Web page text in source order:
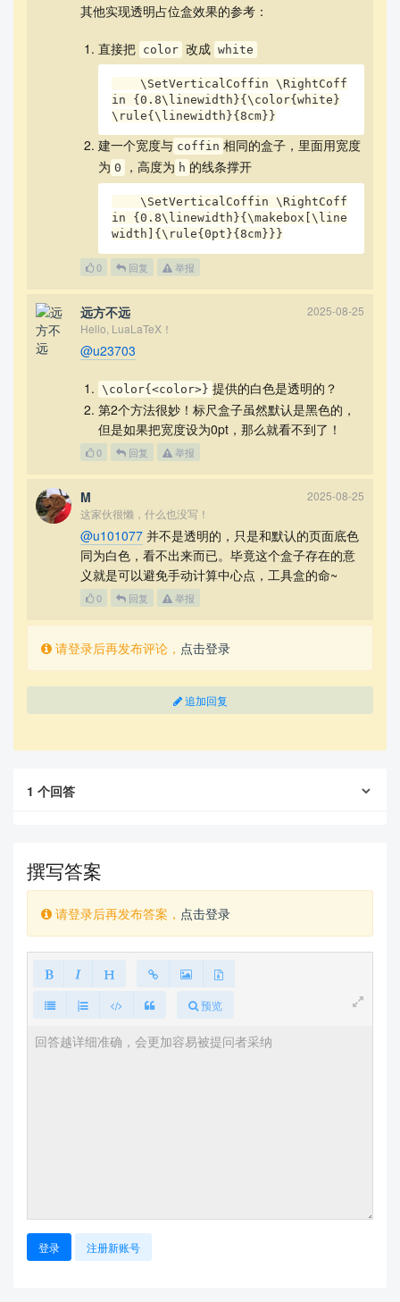
其他实现透明占位盒效果的参考：
直接把 color 改成 white
in {0.8\linewidth}{\color{white}
\rule{\linewidth}{8cm}}
建一个宽度与 coffin 相同的盒子，里面用宽度
为 0 ，高度为 h 的线条撑开
in {0.8\linewidth}{\makebox[\line
width]{\rule{0pt}{8cm}}}
0 回复 举报
远方不远
2025-08-25
Hello, LuaLaTeX！
@u23703
\color{<color>} 提供的白色是透明的？
第2个方法很妙！标尺盒子虽然默认是黑色的，
但是如果把宽度设为0pt，那么就看不到了！
0 回复 举报
M
2025-08-25
这家伙很懒，什么也没写！
@u101077 并不是透明的，只是和默认的页面底色
同为白色，看不出来而已。毕竟这个盒子存在的意
义就是可以避免手动计算中心点，工具盒的命~
0 回复 举报
请登录后再发布评论， 点击登录
追加回复
1 个回答
撰写答案
请登录后再发布答案， 点击登录
预览
登录 注册新账号